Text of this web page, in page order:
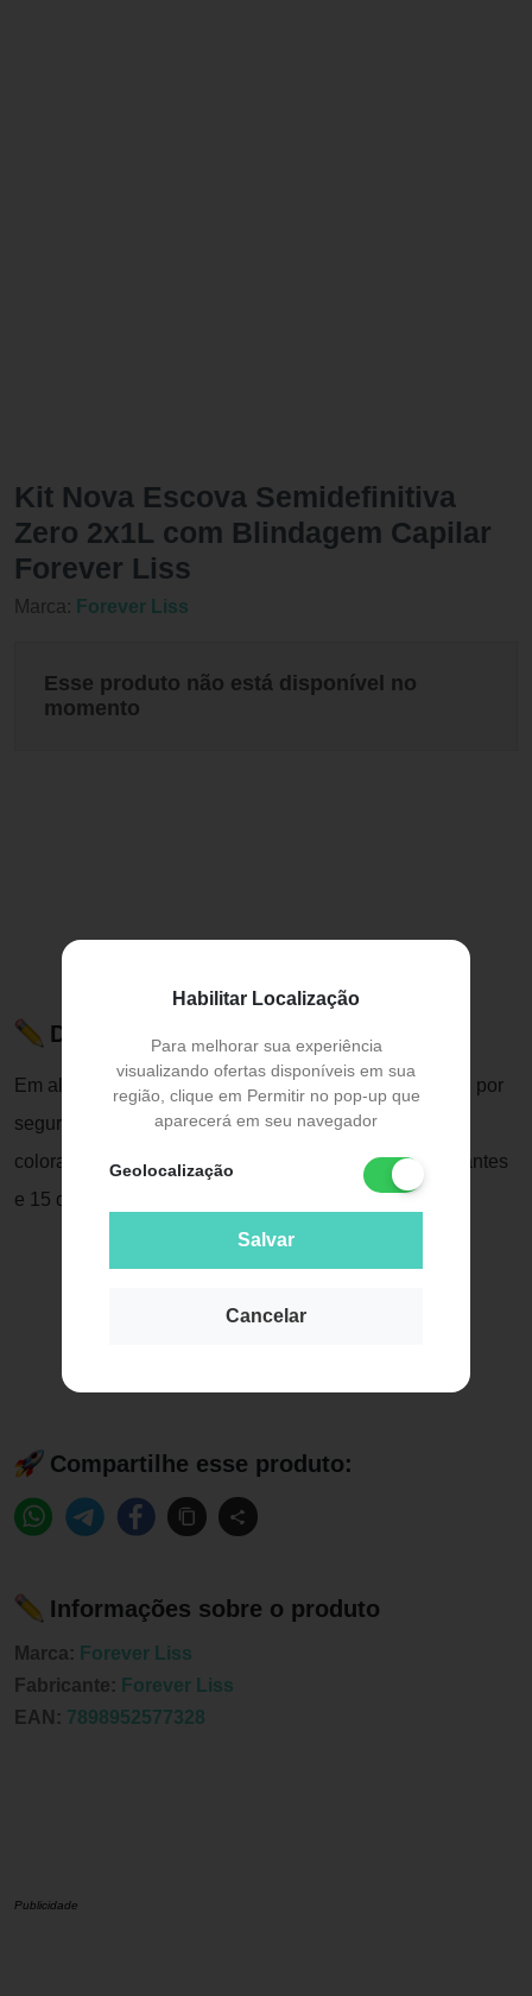
Habilitar Localização
Para melhorar sua experiência
visualizando ofertas disponíveis em sua
região, clique em Permitir no pop-up que
aparecerá em seu navegador
Geolocalização
Salvar
Cancelar
Kit Nova Escova Semidefinitiva
Zero 2x1L com Blindagem Capilar
Forever Liss
Marca: Forever Liss
Esse produto não está disponível no
momento
Descrição do Produto
Em alguns casos pode ocorrer o desbotamento da cor, por
segurança, realize um teste de mecha. A aplicação de
colorações deve ser evitada em um prazo de 15 dias antes
e 15 dias após este tratamento.
Compartilhe esse produto:
Informações sobre o produto
Marca: Forever Liss
Fabricante: Forever Liss
EAN: 7898952577328
Publicidade